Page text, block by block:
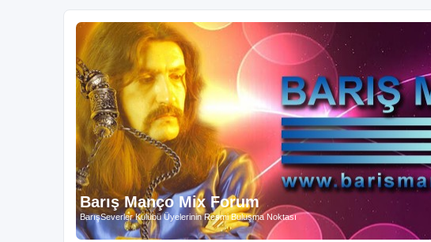
Barış Manço Mix Forum
BarışSeverler Kulübü Üyelerinin Resmi Buluşma Noktası